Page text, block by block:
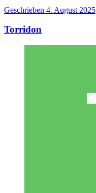
Geschrieben 4. August 2025
Torridon